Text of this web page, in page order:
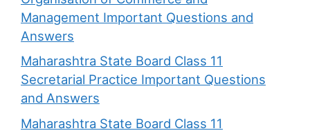
Management Important Questions and
Answers
Maharashtra State Board Class 11
Secretarial Practice Important Questions
and Answers
Maharashtra State Board Class 11